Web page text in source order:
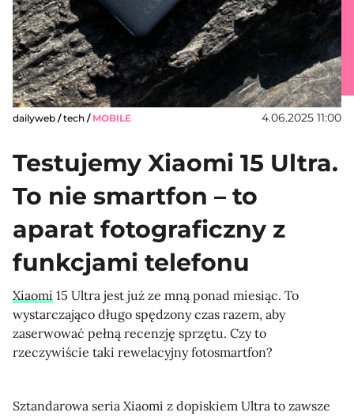
dailyweb /tech / MOBILE 4.06.2025 11:00
Testujemy Xiaomi 15 Ultra.
To nie smartfon – to
aparat fotograficzny z
funkcjami telefonu
Xiaomi 15 Ultra jest już ze mną ponad miesiąc. To
wystarczająco długo spędzony czas razem, aby
zaserwować pełną recenzję sprzętu. Czy to
rzeczywiście taki rewelacyjny fotosmartfon?
Sztandarowa seria Xiaomi z dopiskiem Ultra to zawsze